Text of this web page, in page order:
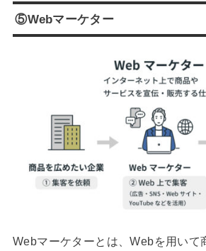
⑤Webマーケター
Webマーケターとは、Webを用いて